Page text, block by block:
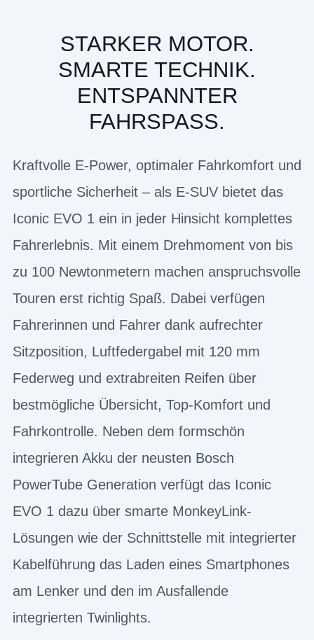
STARKER MOTOR.
SMARTE TECHNIK.
ENTSPANNTER
FAHRSPASS.
Kraftvolle E-Power, optimaler Fahrkomfort und
sportliche Sicherheit – als E-SUV bietet das
Iconic EVO 1 ein in jeder Hinsicht komplettes
Fahrerlebnis. Mit einem Drehmoment von bis
zu 100 Newtonmetern machen anspruchsvolle
Touren erst richtig Spaß. Dabei verfügen
Fahrerinnen und Fahrer dank aufrechter
Sitzposition, Luftfedergabel mit 120 mm
Federweg und extrabreiten Reifen über
bestmögliche Übersicht, Top-Komfort und
Fahrkontrolle. Neben dem formschön
integrieren Akku der neusten Bosch
PowerTube Generation verfügt das Iconic
EVO 1 dazu über smarte MonkeyLink-
Lösungen wie der Schnittstelle mit integrierter
Kabelführung das Laden eines Smartphones
am Lenker und den im Ausfallende
integrierten Twinlights.